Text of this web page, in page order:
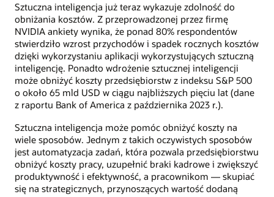
Sztuczna inteligencja już teraz wykazuje zdolność do
obniżania kosztów. Z przeprowadzonej przez firmę
NVIDIA ankiety wynika, że ponad 80% respondentów
stwierdziło wzrost przychodów i spadek rocznych kosztów
dzięki wykorzystaniu aplikacji wykorzystujących sztuczną
inteligencję. Ponadto wdrożenie sztucznej inteligencji
może obniżyć koszty przedsiębiorstw z indeksu S&P 500
o około 65 mld USD w ciągu najbliższych pięciu lat (dane
z raportu Bank of America z października 2023 r.).
Sztuczna inteligencja może pomóc obniżyć koszty na
wiele sposobów. Jednym z takich oczywistych sposobów
jest automatyzacja zadań, która pozwala przedsiębiorstwu
obniżyć koszty pracy, uzupełnić braki kadrowe i zwiększyć
produktywność i efektywność, a pracownikom — skupiać
się na strategicznych, przynoszących wartość dodaną